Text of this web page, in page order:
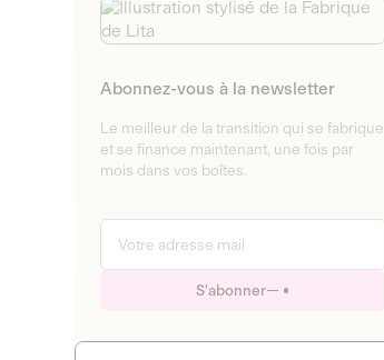
Abonnez-vous à la newsletter
Le meilleur de la transition qui se fabrique
et se finance maintenant, une fois par
mois dans vos boîtes.
S'abonner